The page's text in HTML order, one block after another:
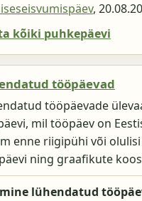
,
kõiki puhkepäevi
tööpäevad
tööpäevade
mil tööpäev on
enne riigipühi või
ning graafikute
lühendatud